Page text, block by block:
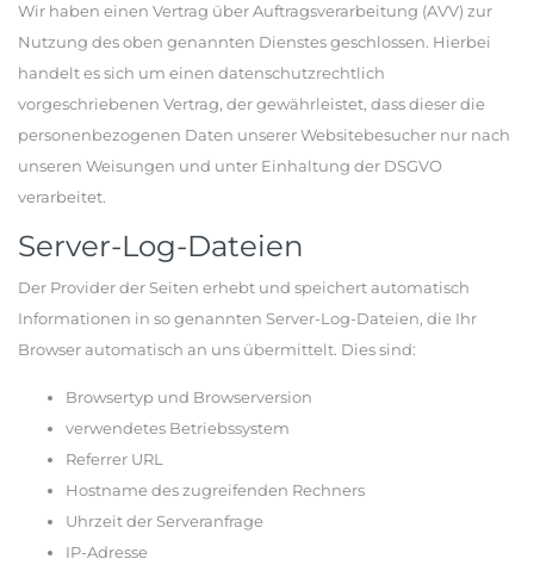
Wir haben einen Vertrag über Auftragsverarbeitung (AVV) zur
Nutzung des oben genannten Dienstes geschlossen. Hierbei
handelt es sich um einen datenschutzrechtlich
vorgeschriebenen Vertrag, der gewährleistet, dass dieser die
personenbezogenen Daten unserer Websitebesucher nur nach
unseren Weisungen und unter Einhaltung der DSGVO
verarbeitet.
Server-Log-Dateien
Der Provider der Seiten erhebt und speichert automatisch
Informationen in so genannten Server-Log-Dateien, die Ihr
Browser automatisch an uns übermittelt. Dies sind:
Browsertyp und Browserversion
verwendetes Betriebssystem
Referrer URL
Hostname des zugreifenden Rechners
Uhrzeit der Serveranfrage
IP-Adresse